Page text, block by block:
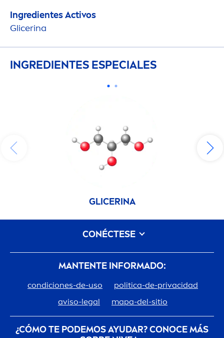
Ingredientes Activos
Glicerina
INGREDIENTES ESPECIALES
GLICERINA
MANTENTE INFORMADO:
condiciones-de-uso
politica-de-privacidad
aviso-legal
mapa-del-sitio
¿CÓMO TE PODEMOS AYUDAR? CONOCE MÁS
CONÉCTESE